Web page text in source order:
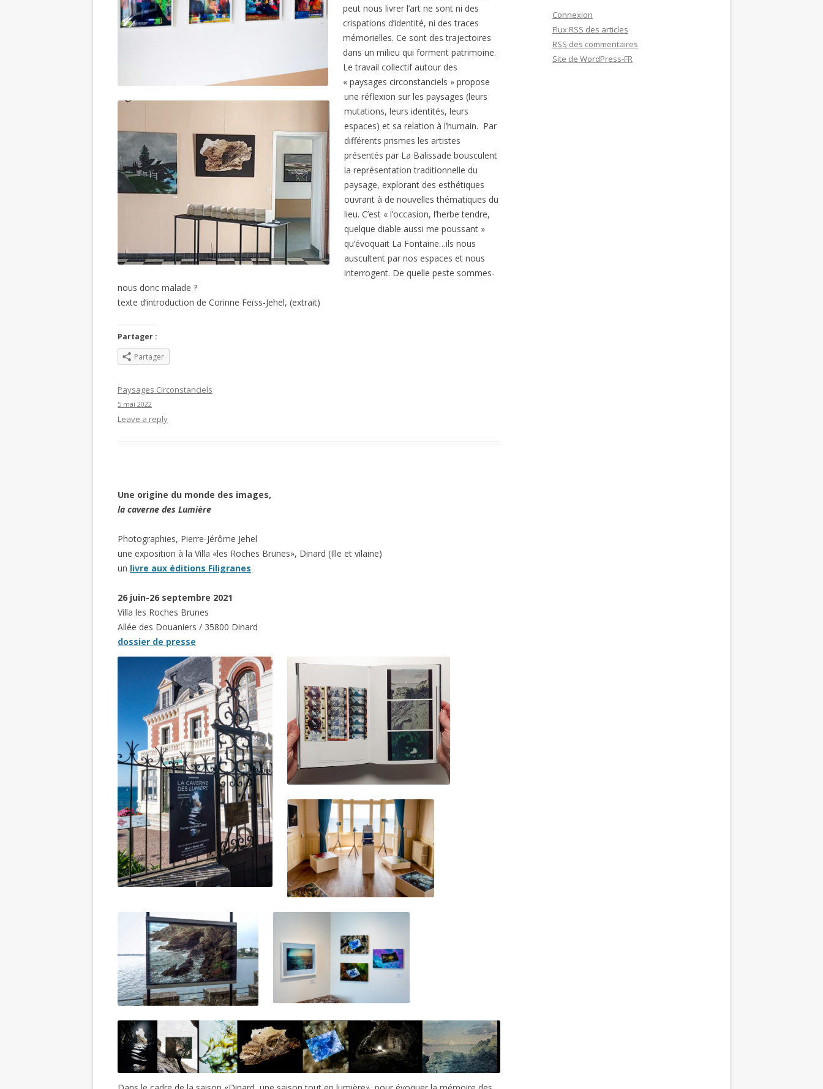
peut nous livrer l’art ne sont ni des
crispations d’identité, ni des traces
mémorielles. Ce sont des trajectoires
dans un milieu qui forment patrimoine.
Le travail collectif autour des
« paysages circonstanciels » propose
une réflexion sur les paysages (leurs
mutations, leurs identités, leurs
espaces) et sa relation à l’humain. Par
différents prismes les artistes
présentés par La Balissade bousculent
la représentation traditionnelle du
paysage, explorant des esthétiques
ouvrant à de nouvelles thématiques du
lieu. C’est « l’occasion, l’herbe tendre,
quelque diable aussi me poussant »
qu’évoquait La Fontaine…ils nous
auscultent par nos espaces et nous
interrogent. De quelle peste sommes-
nous donc malade ?
texte d’introduction de Corinne Feïss-Jehel, (extrait)
Partager :
Partager
Paysages Circonstanciels
5 mai 2022
Leave a reply
Une origine du monde des images,
la caverne des Lumière
Photographies, Pierre-Jérôme Jehel
une exposition à la Villa «les Roches Brunes», Dinard (Ille et vilaine)
un livre aux éditions Filigranes
26 juin-26 septembre 2021
Villa les Roches Brunes
Allée des Douaniers / 35800 Dinard
dossier de presse
Connexion
Flux RSS des articles
RSS des commentaires
Site de WordPress-FR